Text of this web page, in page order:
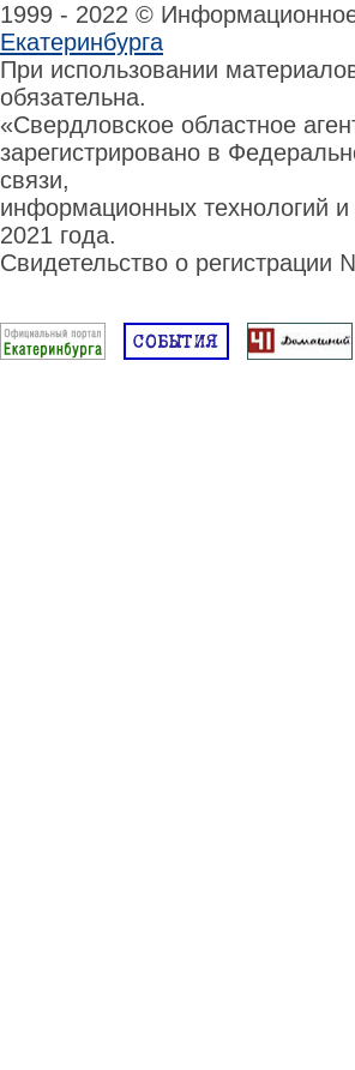
1999 - 2022 ©
Екатеринбурга
При использовании
обязательна.
«Свердловское областное
зарегистрировано в
связи,
информационных технологий
2021 года.
Свидетельство о